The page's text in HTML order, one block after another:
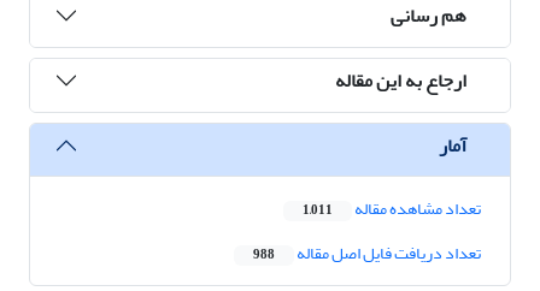
هم رسانی
ارجاع به این مقاله
آمار
تعداد مشاهده مقاله 1,011
تعداد دریافت فایل اصل مقاله 988